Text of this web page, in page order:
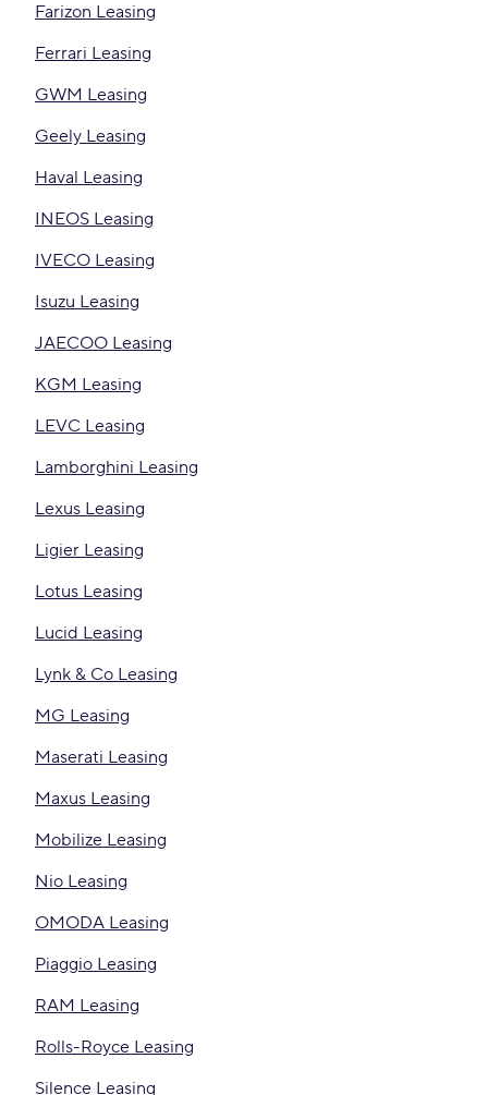
Farizon Leasing
Ferrari Leasing
GWM Leasing
Geely Leasing
Haval Leasing
INEOS Leasing
IVECO Leasing
Isuzu Leasing
JAECOO Leasing
KGM Leasing
LEVC Leasing
Lamborghini Leasing
Lexus Leasing
Ligier Leasing
Lotus Leasing
Lucid Leasing
Lynk & Co Leasing
MG Leasing
Maserati Leasing
Maxus Leasing
Mobilize Leasing
Nio Leasing
OMODA Leasing
Piaggio Leasing
RAM Leasing
Rolls-Royce Leasing
Silence Leasing